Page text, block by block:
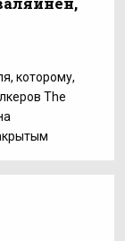
которому,
The